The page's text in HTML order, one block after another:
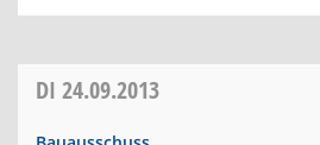
DI 24.09.2013